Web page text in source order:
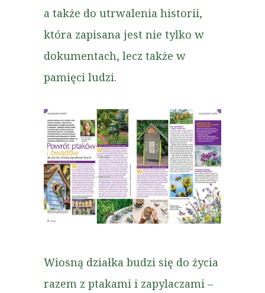
a także do utrwalenia historii,
która zapisana jest nie tylko w
dokumentach, lecz także w
pamięci ludzi.
Wiosną działka budzi się do życia
razem z ptakami i zapylaczami –